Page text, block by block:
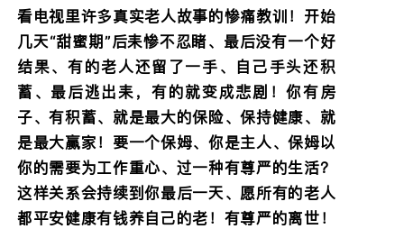
看电视里许多真实老人故事的惨痛教训！开始
几天“甜蜜期”后耒惨不忍睹、最后没有一个好
结果、有的老人还留了一手、自己手头还积
蓄、最后逃出耒，有的就变成悲剧！你有房
子、有积蓄、就是最大的保险、保持健康、就
是最大赢家！要一个保姆、你是主人、保姆以
你的需要为工作重心、过一种有尊严的生活？
这样关系会持续到你最后一天、愿所有的老人
都平安健康有钱养自己的老！有尊严的离世！